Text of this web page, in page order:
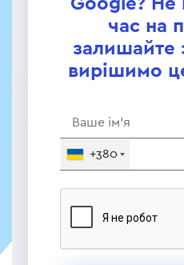
Google? Не
час на
залишайте
вирішимо
+380